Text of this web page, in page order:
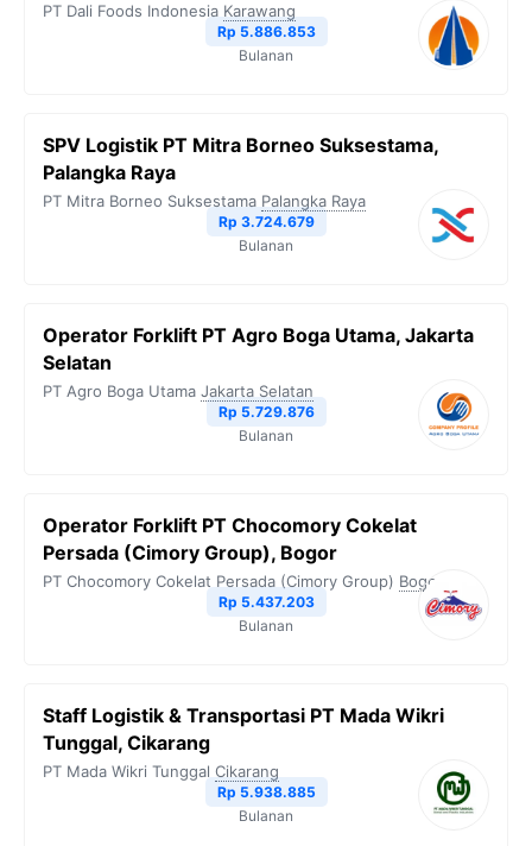
PT Dali Foods Indonesia Karawang
Rp 5.886.853
Bulanan
SPV Logistik PT Mitra Borneo Suksestama,
Palangka Raya
PT Mitra Borneo Suksestama Palangka Raya
Rp 3.724.679
Bulanan
Operator Forklift PT Agro Boga Utama, Jakarta
Selatan
PT Agro Boga Utama Jakarta Selatan
Rp 5.729.876
Bulanan
Operator Forklift PT Chocomory Cokelat
Persada (Cimory Group), Bogor
PT Chocomory Cokelat Persada (Cimory Group) Bogor
Rp 5.437.203
Bulanan
Staff Logistik & Transportasi PT Mada Wikri
Tunggal, Cikarang
PT Mada Wikri Tunggal Cikarang
Rp 5.938.885
Bulanan